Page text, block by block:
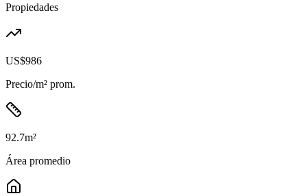
Propiedades
US$986
Precio/m² prom.
92.7m²
Área promedio